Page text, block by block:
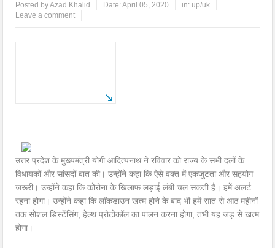
Posted byAzad Khalid Date:April 05, 2020 in: up/uk
Leave a comment
उत्तर प्रदेश के मुख्यमंत्री योगी आदित्यनाथ ने रविवार को राज्य के सभी दलों के
विधायकों और सांसदों बात की। उन्होंने कहा कि ऐसे वक्त में एकजुटता और सहयोग
जरूरी। उन्होंने कहा कि कोरोना के खिलाफ लड़ाई लंबी चल सकती है। हमें अलर्ट
रहना होगा। उन्होंने कहा कि लॉकडाउन खत्म होने के बाद भी हमें सात से आठ महीनों
तक सोशल डिस्टेंसिंग, हेल्थ प्रोटोकॉल का पालन करना होगा, तभी यह जड़ से खत्म
होगा।